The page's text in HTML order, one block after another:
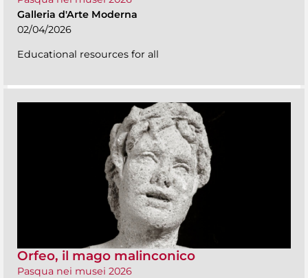
Galleria d'Arte Moderna
02/04/2026
Educational resources for all
Orfeo, il mago malinconico
Pasqua nei musei 2026